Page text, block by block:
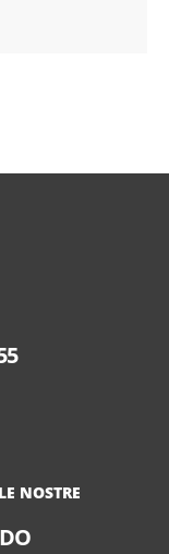
NOSTRE